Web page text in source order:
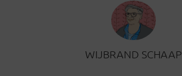
WIJBRAND SCHAAP